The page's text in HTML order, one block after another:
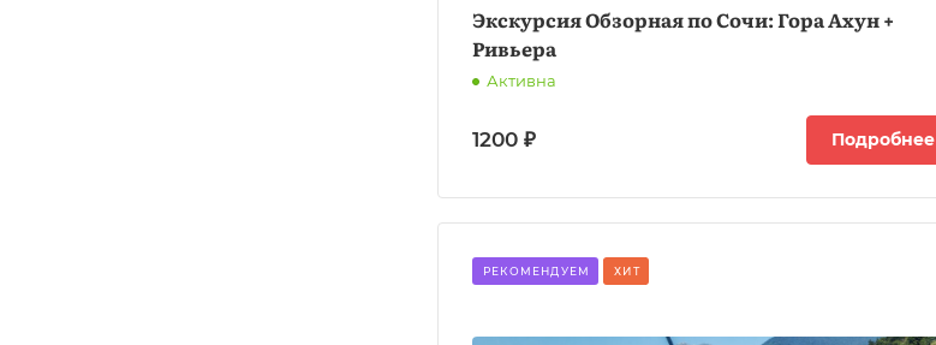
Экскурсия Обзорная по Сочи: Гора Ахун +
Ривьера
Активна
1200 ₽ Подробнее
РЕКОМЕНДУЕМ ХИТ